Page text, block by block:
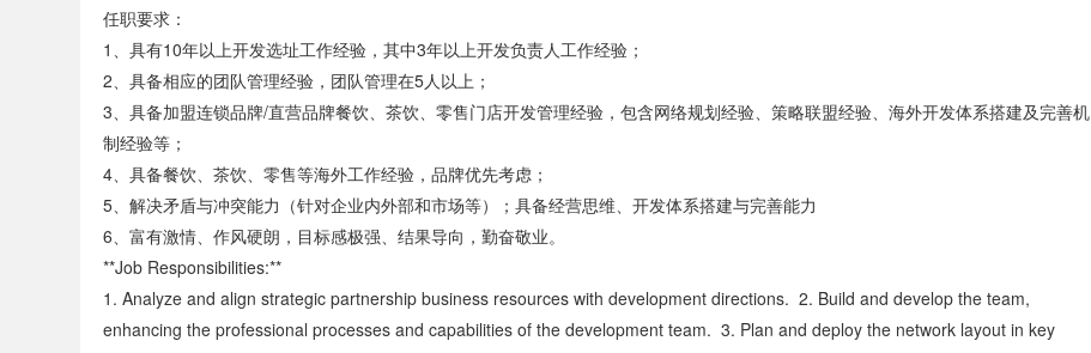
任职要求：
1、具有10年以上开发选址工作经验，其中3年以上开发负责人工作经验；
2、具备相应的团队管理经验，团队管理在5人以上；
3、具备加盟连锁品牌/直营品牌餐饮、茶饮、零售门店开发管理经验，包含网络规划经验、策略联盟经验、海外开发体系搭建及完善机
制经验等；
4、具备餐饮、茶饮、零售等海外工作经验，品牌优先考虑；
5、解决矛盾与冲突能力（针对企业内外部和市场等）；具备经营思维、开发体系搭建与完善能力
6、富有激情、作风硬朗，目标感极强、结果导向，勤奋敬业。
**Job Responsibilities:**
1. Analyze and align strategic partnership business resources with development directions. 2. Build and develop the team,
enhancing the professional processes and capabilities of the development team. 3. Plan and deploy the network layout in key